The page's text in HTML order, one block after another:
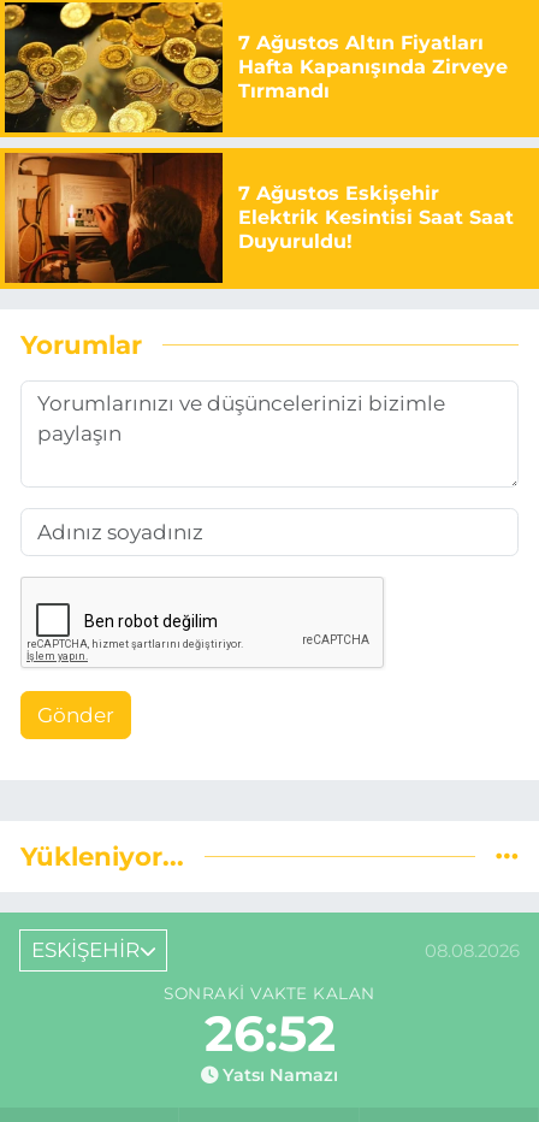
7 Ağustos Altın Fiyatları
Hafta Kapanışında Zirveye
Tırmandı
7 Ağustos Eskişehir
Elektrik Kesintisi Saat Saat
Duyuruldu!
Yorumlar
Gönder
Yükleniyor...
ESKİŞEHİR 08.08.2026
SONRAKI VAKTE KALAN
26:51
Yatsı Namazı